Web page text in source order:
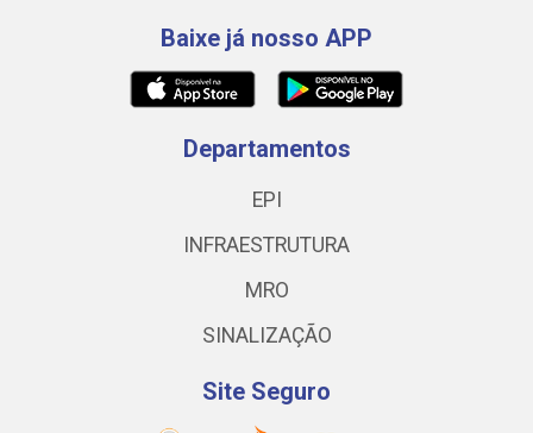
Baixe já nosso APP
Departamentos
EPI
INFRAESTRUTURA
MRO
SINALIZAÇÃO
Site Seguro